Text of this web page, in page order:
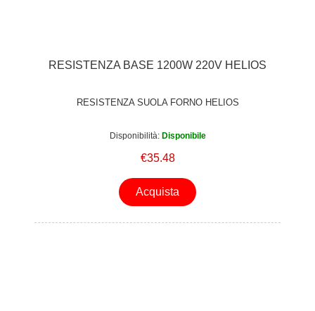
RESISTENZA BASE 1200W 220V HELIOS
RESISTENZA SUOLA FORNO HELIOS
Disponibilità: Disponibile
€35.48
Acquista